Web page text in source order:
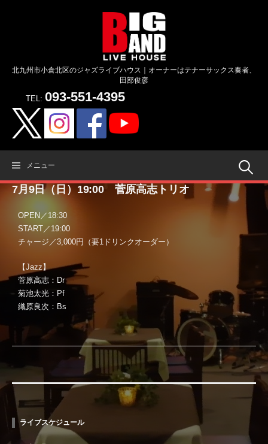
北九州市小倉北区のジャズライブハウス｜オーナーはテナーサックス奏者、
田部俊彦
TEL: 093-551-4395
メニュー 検
索:
7月9日（日）19:00 菅原高志トリオ
OPEN／18:30
START／19:00
チャージ／3,000円（要1ドリンクオーダー）
【Jazz】
菅原高志：Dr
菊池太光：Pf
織原良次：Bs
ライブスケジュール